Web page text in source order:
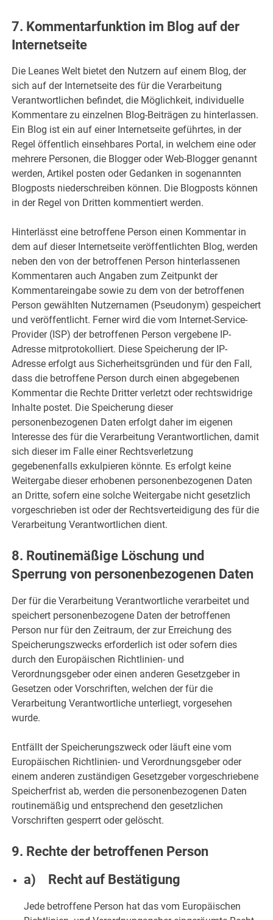
7. Kommentarfunktion im Blog auf der
Internetseite
Die Leanes Welt bietet den Nutzern auf einem Blog, der
sich auf der Internetseite des für die Verarbeitung
Verantwortlichen befindet, die Möglichkeit, individuelle
Kommentare zu einzelnen Blog-Beiträgen zu hinterlassen.
Ein Blog ist ein auf einer Internetseite geführtes, in der
Regel öffentlich einsehbares Portal, in welchem eine oder
mehrere Personen, die Blogger oder Web-Blogger genannt
werden, Artikel posten oder Gedanken in sogenannten
Blogposts niederschreiben können. Die Blogposts können
in der Regel von Dritten kommentiert werden.
Hinterlässt eine betroffene Person einen Kommentar in
dem auf dieser Internetseite veröffentlichten Blog, werden
neben den von der betroffenen Person hinterlassenen
Kommentaren auch Angaben zum Zeitpunkt der
Kommentareingabe sowie zu dem von der betroffenen
Person gewählten Nutzernamen (Pseudonym) gespeichert
und veröffentlicht. Ferner wird die vom Internet-Service-
Provider (ISP) der betroffenen Person vergebene IP-
Adresse mitprotokolliert. Diese Speicherung der IP-
Adresse erfolgt aus Sicherheitsgründen und für den Fall,
dass die betroffene Person durch einen abgegebenen
Kommentar die Rechte Dritter verletzt oder rechtswidrige
Inhalte postet. Die Speicherung dieser
personenbezogenen Daten erfolgt daher im eigenen
Interesse des für die Verarbeitung Verantwortlichen, damit
sich dieser im Falle einer Rechtsverletzung
gegebenenfalls exkulpieren könnte. Es erfolgt keine
Weitergabe dieser erhobenen personenbezogenen Daten
an Dritte, sofern eine solche Weitergabe nicht gesetzlich
vorgeschrieben ist oder der Rechtsverteidigung des für die
Verarbeitung Verantwortlichen dient.
8. Routinemäßige Löschung und
Sperrung von personenbezogenen Daten
Der für die Verarbeitung Verantwortliche verarbeitet und
speichert personenbezogene Daten der betroffenen
Person nur für den Zeitraum, der zur Erreichung des
Speicherungszwecks erforderlich ist oder sofern dies
durch den Europäischen Richtlinien- und
Verordnungsgeber oder einen anderen Gesetzgeber in
Gesetzen oder Vorschriften, welchen der für die
Verarbeitung Verantwortliche unterliegt, vorgesehen
wurde.
Entfällt der Speicherungszweck oder läuft eine vom
Europäischen Richtlinien- und Verordnungsgeber oder
einem anderen zuständigen Gesetzgeber vorgeschriebene
Speicherfrist ab, werden die personenbezogenen Daten
routinemäßig und entsprechend den gesetzlichen
Vorschriften gesperrt oder gelöscht.
9. Rechte der betroffenen Person
a) Recht auf Bestätigung
Jede betroffene Person hat das vom Europäischen